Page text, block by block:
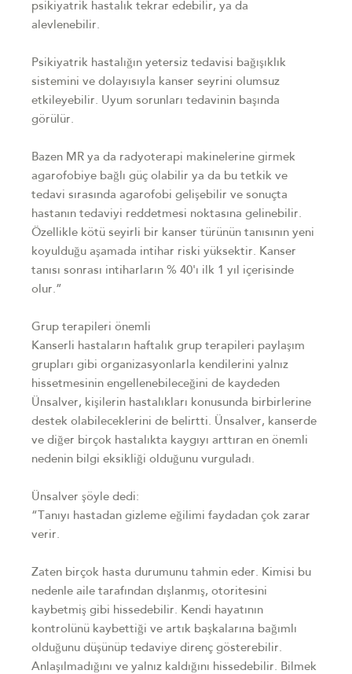
psikiyatrik hastalık tekrar edebilir, ya da
alevlenebilir.
Psikiyatrik hastalığın yetersiz tedavisi bağışıklık
sistemini ve dolayısıyla kanser seyrini olumsuz
etkileyebilir. Uyum sorunları tedavinin başında
görülür.
Bazen MR ya da radyoterapi makinelerine girmek
agarofobiye bağlı güç olabilir ya da bu tetkik ve
tedavi sırasında agarofobi gelişebilir ve sonuçta
hastanın tedaviyi reddetmesi noktasına gelinebilir.
Özellikle kötü seyirli bir kanser türünün tanısının yeni
koyulduğu aşamada intihar riski yüksektir. Kanser
tanısı sonrası intiharların % 40'ı ilk 1 yıl içerisinde
olur.”
Grup terapileri önemli
Kanserli hastaların haftalık grup terapileri paylaşım
grupları gibi organizasyonlarla kendilerini yalnız
hissetmesinin engellenebileceğini de kaydeden
Ünsalver, kişilerin hastalıkları konusunda birbirlerine
destek olabileceklerini de belirtti. Ünsalver, kanserde
ve diğer birçok hastalıkta kaygıyı arttıran en önemli
nedenin bilgi eksikliği olduğunu vurguladı.
Ünsalver şöyle dedi:
“Tanıyı hastadan gizleme eğilimi faydadan çok zarar
verir.
Zaten birçok hasta durumunu tahmin eder. Kimisi bu
nedenle aile tarafından dışlanmış, otoritesini
kaybetmiş gibi hissedebilir. Kendi hayatının
kontrolünü kaybettiği ve artık başkalarına bağımlı
olduğunu düşünüp tedaviye direnç gösterebilir.
Anlaşılmadığını ve yalnız kaldığını hissedebilir. Bilmek